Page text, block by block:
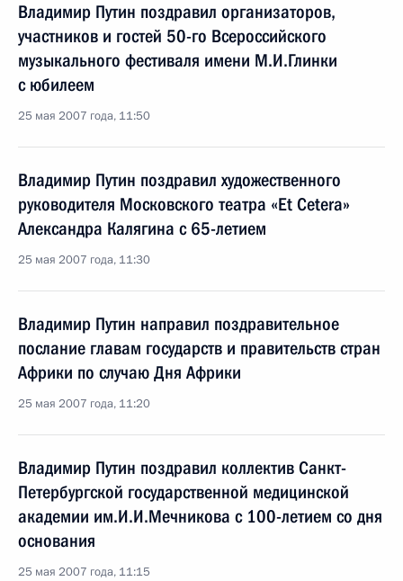
Владимир Путин поздравил организаторов,
участников и гостей 50-го Всероссийского
музыкального фестиваля имени М.И.Глинки
с юбилеем
25 мая 2007 года, 11:50
Владимир Путин поздравил художественного
руководителя Московского театра «Et Cetera»
Александра Калягина с 65-летием
25 мая 2007 года, 11:30
Владимир Путин направил поздравительное
послание главам государств и правительств стран
Африки по случаю Дня Африки
25 мая 2007 года, 11:20
Владимир Путин поздравил коллектив Санкт-
Петербургской государственной медицинской
академии им.И.И.Мечникова с 100-летием со дня
основания
25 мая 2007 года, 11:15